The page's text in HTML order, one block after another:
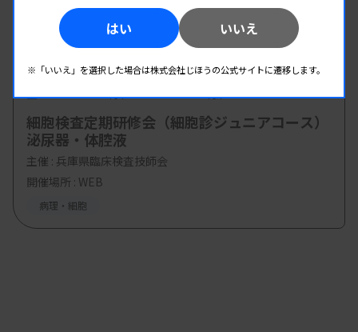
開催場所 : WEB
2026.08.19（水）-2026.08.19（水）
細胞検査定期研修会（細胞診ジュニアコース）
泌尿器・体腔液
主催 : 兵庫県臨床検査技師会
開催場所 : WEB
病理・細胞
はい いいえ
※「いいえ」を選択した場合は株式会社じほうの公式サイトに遷移します。